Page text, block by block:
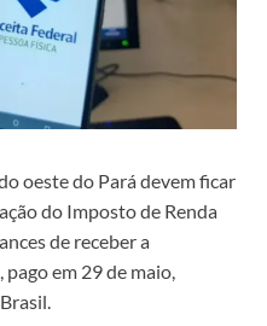
oeste do Pará devem ficar
do Imposto de Renda
de receber a
em 29 de maio,